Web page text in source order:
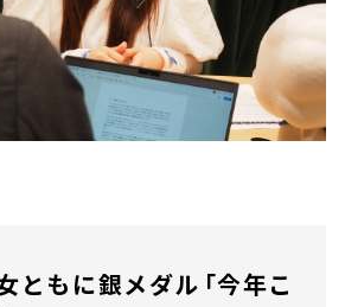
もに銀メダル――「今年こ